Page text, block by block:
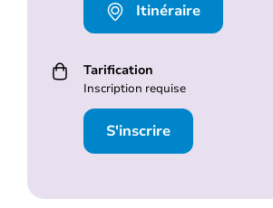
Itinéraire
Tarification
Inscription requise
S'inscrire